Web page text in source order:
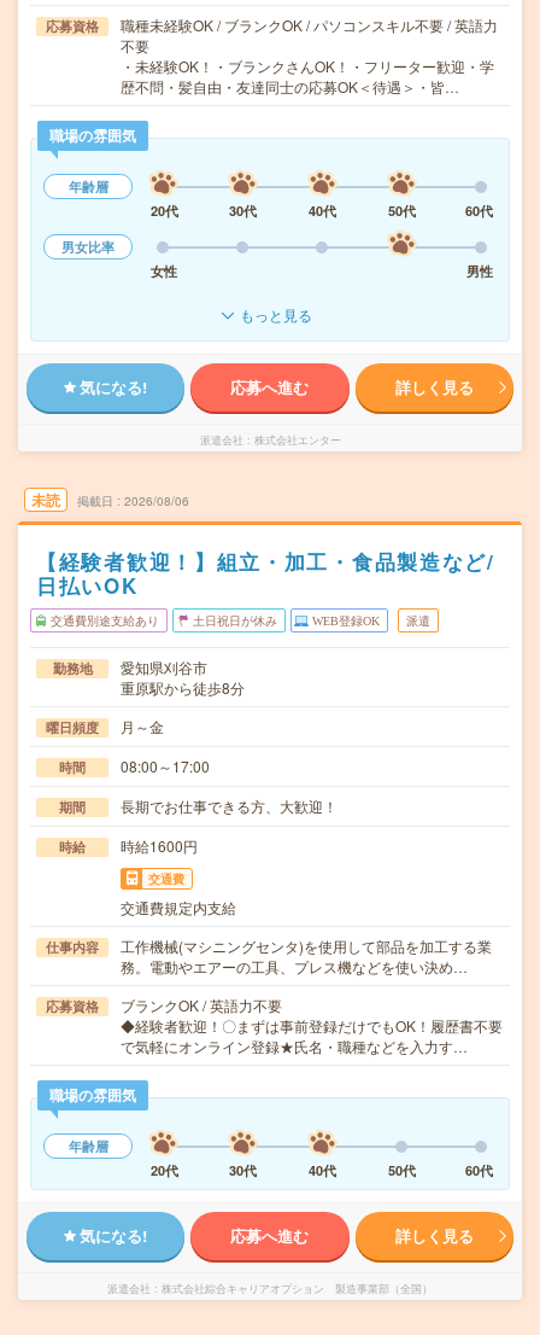
応募資格
職種未経験OK / ブランクOK / パソコンスキル不要 / 英語力
不要
・未経験OK！・ブランクさんOK！・フリーター歓迎・学
歴不問・髪自由・友達同士の応募OK＜待遇＞・皆…
職場の雰囲気
年齢層
20代
30代 40代 50代
60代
男女比率
女性
男性
もっと見る
気になる! 応募へ進む 詳しく見る
派遣会社 株式会社エンター
未読 掲載日 2026/08/06
【経験者歓迎！】組立・加工・食品製造など/
日払いOK
交通費別途支給あり 土日祝日が休み WEB登録OK 派遣
勤務地
愛知県刈谷市
重原駅から徒歩8分
曜日頻度 月～金
時間 08:00～17:00
期間 長期でお仕事できる方、大歓迎！
時給 時給1600円
交通費
交通費規定内支給
仕事内容
工作機械(マシニングセンタ)を使用して部品を加工する業
務。電動やエアーの工具、プレス機などを使い決め…
応募資格
ブランクOK / 英語力不要
◆経験者歓迎！〇まずは事前登録だけでもOK！履歴書不要
で気軽にオンライン登録★氏名・職種などを入力す…
職場の雰囲気
年齢層
20代
30代 40代 50代 60代
気になる! 応募へ進む 詳しく見る
派遣会社 株式会社綜合キャリアオプション 製造事業部（全国）